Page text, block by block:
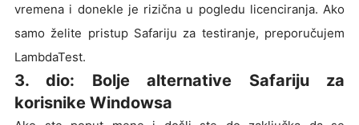
vremena i donekle je rizična u pogledu licenciranja. Ako
samo želite pristup Safariju za testiranje, preporučujem
LambdaTest.
3. dio: Bolje alternative Safariju za
korisnike Windowsa